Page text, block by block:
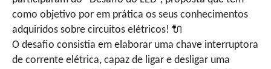
como objetivo por em prática os seus conhecimentos
adquiridos sobre circuitos elétricos! 🔌
O desafio consistia em elaborar uma chave interruptora
de corrente elétrica, capaz de ligar e desligar uma